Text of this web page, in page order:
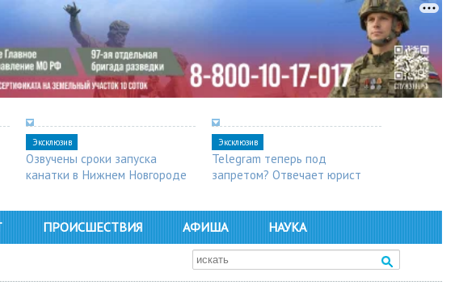
Эксклюзив
Озвучены сроки запуска
канатки в Нижнем Новгороде
Эксклюзив
Telegram теперь под
запретом? Отвечает юрист
ПРОИСШЕСТВИЯ АФИША НАУКА